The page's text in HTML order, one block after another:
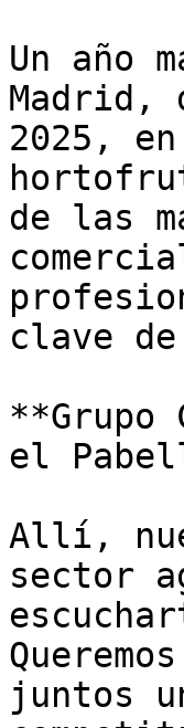
Un año
Madrid,
2025,
de las
clave
el
Allí,
sector
juntos